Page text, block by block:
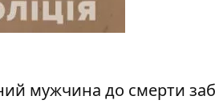
мужчина до смерти